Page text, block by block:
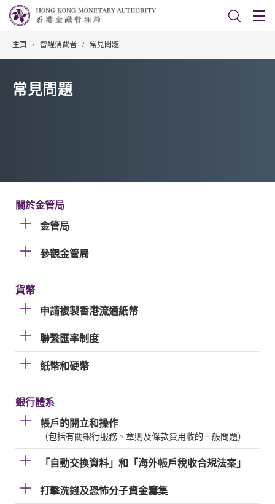
主頁 / 智醒消費者 / 常見問題
常見問題
關於金管局
金管局
參觀金管局
貨幣
申請複製香港流通紙幣
聯繫匯率制度
紙幣和硬幣
銀行體系
帳戶的開立和操作
（包括有關銀行服務、章則及條款費用收的一般問題）
「自動交換資料」和「海外帳戶稅收合規法案」
打擊洗錢及恐怖分子資金籌集